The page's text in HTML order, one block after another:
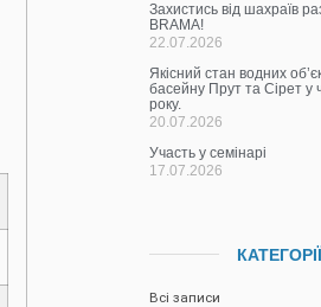
Захистись від шахраїв
BRAMA!
22.07.2026
Якісний стан водних
басейну Прут та Сірет у
року.
20.07.2026
Участь у семінарі
17.07.2026
КАТЕГОРІЇ
Всі записи